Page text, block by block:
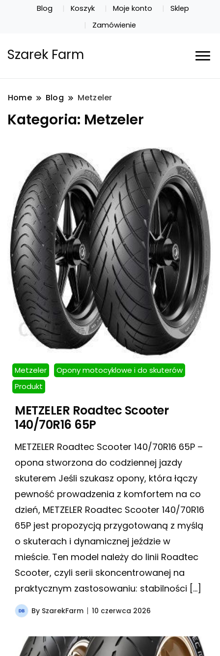
Blog Koszyk Moje konto
Sklep
Zamówienie
Szarek Farm
Home Blog Metzeler
Kategoria: Metzeler
Metzeler
Opony motocyklowe i do skuterów
Produkt
METZELER Roadtec Scooter
140/70R16 65P
METZELER Roadtec Scooter 140/70R16 65P –
opona stworzona do codziennej jazdy
skuterem Jeśli szukasz opony, która łączy
pewność prowadzenia z komfortem na co
dzień, METZELER Roadtec Scooter 140/70R16
65P jest propozycją przygotowaną z myślą
o skuterach i dynamicznej jeździe w
mieście. Ten model należy do linii Roadtec
Scooter, czyli serii skoncentrowanej na
praktycznym zastosowaniu: stabilności […]
By SzarekFarm 10 czerwca 2026